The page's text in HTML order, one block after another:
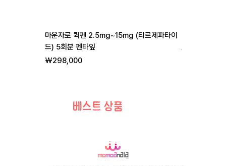
마운자로 퀵펜 2.5mg~15mg (티르제파타이
드) 5회분 펜타잎
가격
₩298,000
일반가
₩255,000
베스트 상품